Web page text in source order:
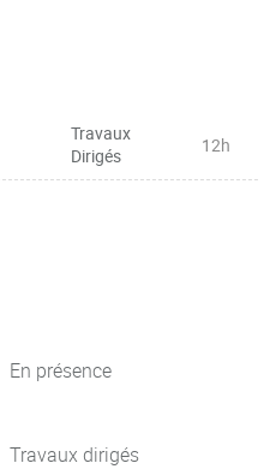
Travaux
Dirigés
12h
En présence
Travaux dirigés